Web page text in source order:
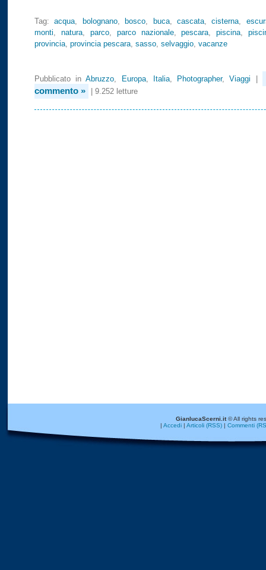
Tag:acqua bolognano, bosco buca, cascata,cisterna
monti
natura, parco, parco nazionale,pescara ,piscina ,
provincia provincia pescara sasso selvaggio vacanze
Pubblicato inAbruzzo Europa, Italia, Photographer,Viaggi
commento »
| 9.252 letture
GianlucaScerni.it© All rights
| Accedi| Articoli (RSS)| Commenti